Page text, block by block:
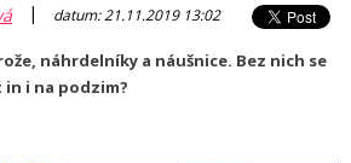
| datum: 21.11.2019 13:02
náhrdelníky a náušnice. Bez nich se
i na podzim?